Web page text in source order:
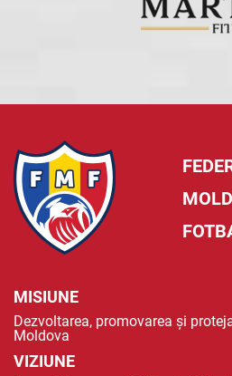
MISIUNE
Dezvoltarea, promovarea și
Moldova
VIZIUNE